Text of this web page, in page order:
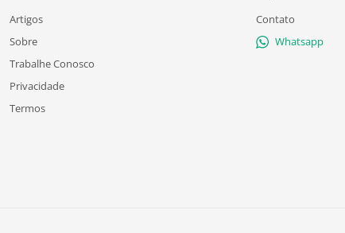
Artigos
Sobre
Trabalhe Conosco
Privacidade
Termos
Contato
Whatsapp